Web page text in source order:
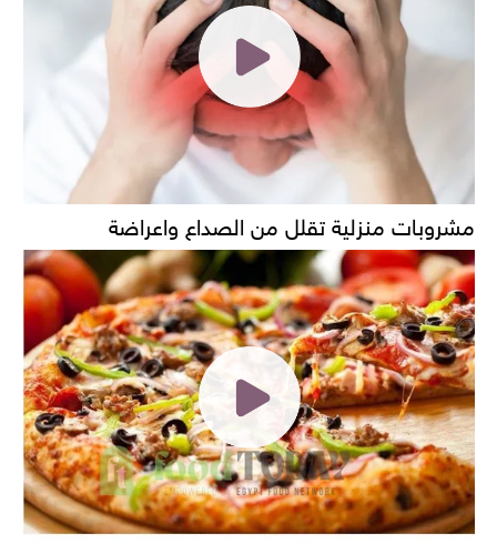
مشروبات منزلية تقلل من الصداع واعراضة